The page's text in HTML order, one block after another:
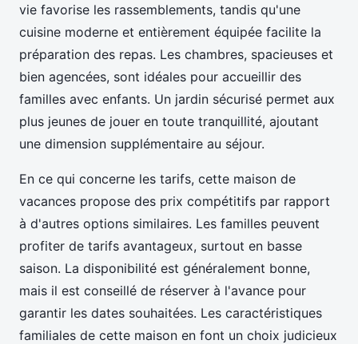
vie favorise les rassemblements, tandis qu'une
cuisine moderne et entièrement équipée facilite la
préparation des repas. Les chambres, spacieuses et
bien agencées, sont idéales pour accueillir des
familles avec enfants. Un jardin sécurisé permet aux
plus jeunes de jouer en toute tranquillité, ajoutant
une dimension supplémentaire au séjour.
En ce qui concerne les tarifs, cette maison de
vacances propose des prix compétitifs par rapport
à d'autres options similaires. Les familles peuvent
profiter de tarifs avantageux, surtout en basse
saison. La disponibilité est généralement bonne,
mais il est conseillé de réserver à l'avance pour
garantir les dates souhaitées. Les caractéristiques
familiales de cette maison en font un choix judicieux